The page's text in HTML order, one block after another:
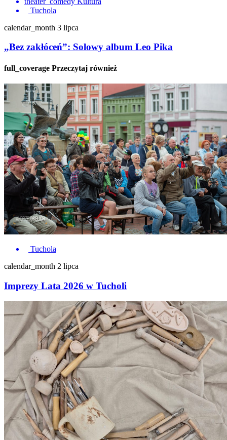
Tuchola
calendar_month 3 lipca
„Bez zakłóceń”: Solowy album Leo Pika
full_coverage Przeczytaj również
Tuchola
calendar_month 2 lipca
Imprezy Lata 2026 w Tucholi